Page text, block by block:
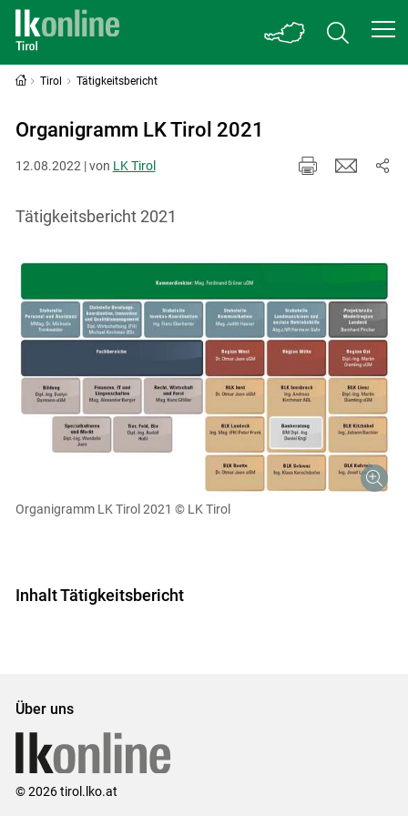
Skip to main content
Tirol Tätigkeitsbericht
Organigramm LK Tirol 2021
12.08.2022 | von LK Tirol
Tätigkeitsbericht 2021
Organigramm LK Tirol 2021 © LK Tirol
Inhalt Tätigkeitsbericht
Über uns
© 2026 tirol.lko.at